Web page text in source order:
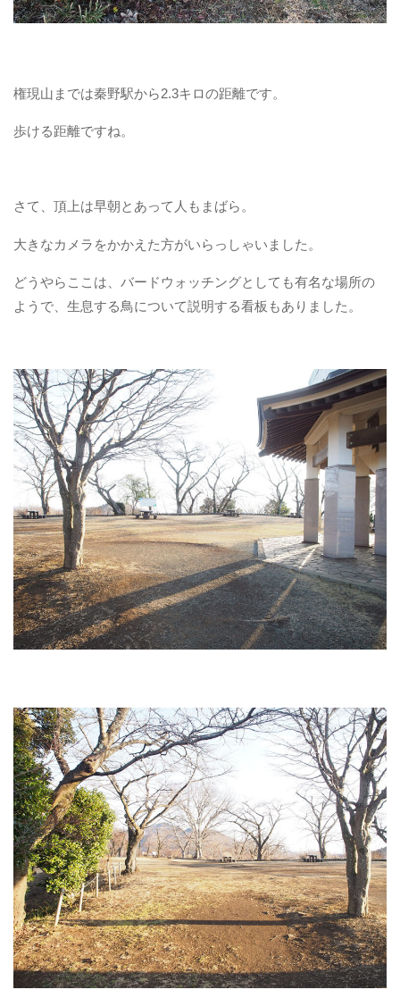
権現山までは秦野駅から2.3キロの距離です。
歩ける距離ですね。
さて、頂上は早朝とあって人もまばら。
大きなカメラをかかえた方がいらっしゃいました。
どうやらここは、バードウォッチングとしても有名な場所の
ようで、生息する鳥について説明する看板もありました。